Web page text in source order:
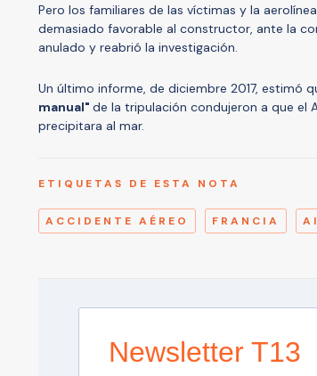
Pero los familiares de las víctimas y la
demasiado favorable al constructor, ante la
anulado y reabrió la investigación.
Un último informe, de diciembre 2017, estimó
manual" de la tripulación condujeron a que el
precipitara al mar.
ETIQUETAS DE ESTA NOTA
ACCIDENTE AÉREO FRANCIA
Newsletter T13